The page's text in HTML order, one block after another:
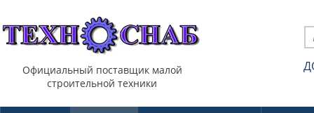
Официальный поставщик малой
строительной техники